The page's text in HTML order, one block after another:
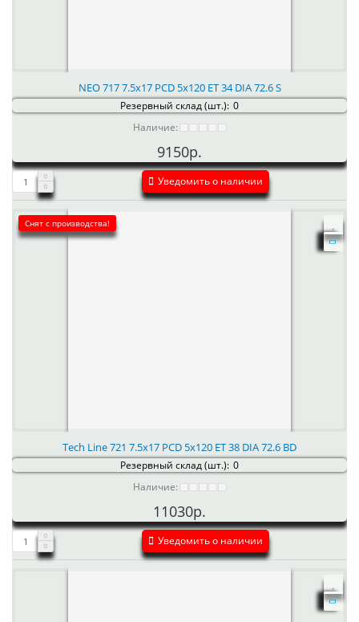
NEO 717 7.5x17 PCD 5x120 ET 34 DIA 72.6 S
Резервный склад (шт.): 0
Наличие:
9150р.
Уведомить о наличии
Снят с производства!
Tech Line 721 7.5x17 PCD 5x120 ET 38 DIA 72.6 BD
Резервный склад (шт.): 0
Наличие:
11030р.
Уведомить о наличии